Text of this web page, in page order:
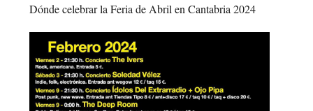
Dónde celebrar la Feria de Abril en Cantabria 2024